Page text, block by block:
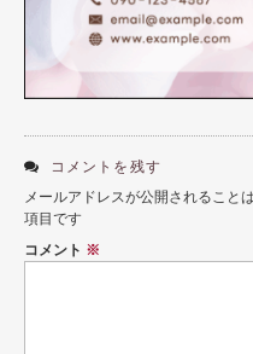
コメントを残す
メールアドレスが公開されること
項目です
コメント ※